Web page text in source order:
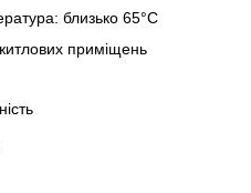
близько 65°C
приміщень